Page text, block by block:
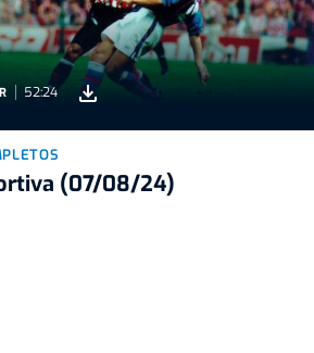
52:24
(07/08/24)